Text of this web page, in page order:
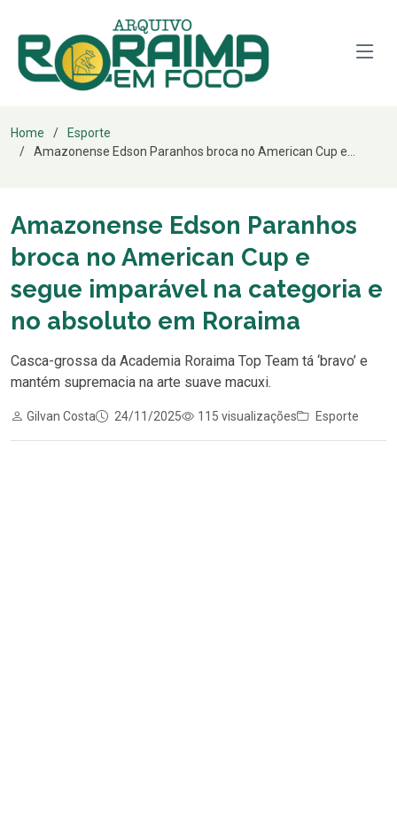
Home
Esporte
Amazonense Edson Paranhos broca no American Cup e...
Amazonense Edson Paranhos
broca no American Cup e
segue imparável na categoria e
no absoluto em Roraima
Casca-grossa da Academia Roraima Top Team tá ‘bravo’ e
mantém supremacia na arte suave macuxi.
Gilvan Costa 24/11/2025 115 visualizações Esporte